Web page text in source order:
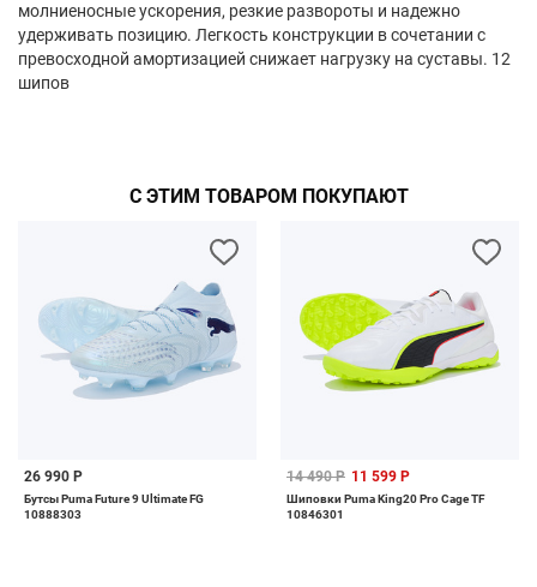
молниеносные ускорения, резкие развороты и надежно
удерживать позицию. Легкость конструкции в сочетании с
превосходной амортизацией снижает нагрузку на суставы. 12
шипов
С ЭТИМ ТОВАРОМ ПОКУПАЮТ
26 990 Р
Бутсы Puma Future 9 Ultimate FG
10888303
14 490 Р 11 599 Р
Шиповки Puma King20 Pro Cage TF
10846301